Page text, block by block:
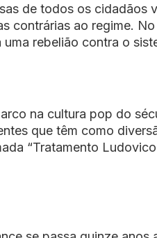
de todos os cidadãos
contrárias ao regime.
rebelião contra o
na cultura pop do
que têm como
“Tratamento